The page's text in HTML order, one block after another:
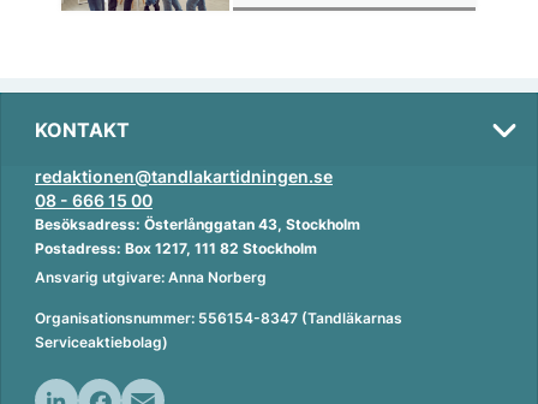
KONTAKT
redaktionen@tandlakartidningen.se
08 - 666 15 00
Besöksadress: Österlånggatan 43, Stockholm
Postadress: Box 1217, 111 82 Stockholm
Ansvarig utgivare: Anna Norberg
Organisationsnummer: 556154-8347 (Tandläkarnas
Serviceaktiebolag)